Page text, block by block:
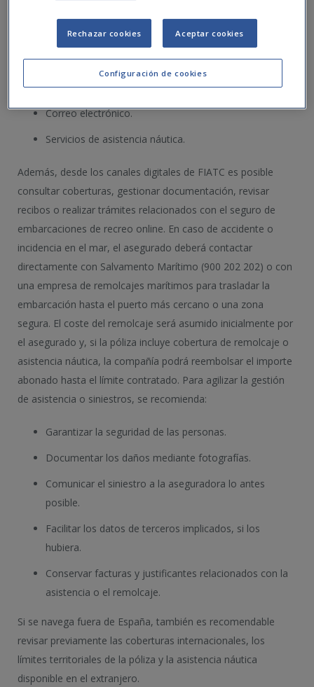
App de FIATC
Oficinas y mediadores especializados.
Formulario de contacto web.
Correo electrónico.
Servicios de asistencia náutica.
Además, desde los canales digitales de FIATC es posible
consultar coberturas, gestionar documentación, revisar
recibos o realizar trámites relacionados con el seguro de
embarcaciones de recreo online. En caso de accidente o
incidencia en el mar, el asegurado deberá contactar
directamente con Salvamento Marítimo (900 202 202) o con
una empresa de remolcajes marítimos para trasladar la
embarcación hasta el puerto más cercano o una zona
segura. El coste del remolcaje será asumido inicialmente por
el asegurado y, si la póliza incluye cobertura de remolcaje o
asistencia náutica, la compañía podrá reembolsar el importe
abonado hasta el límite contratado. Para agilizar la gestión
de asistencia o siniestros, se recomienda:
Garantizar la seguridad de las personas.
Documentar los daños mediante fotografías.
Comunicar el siniestro a la aseguradora lo antes
posible.
Facilitar los datos de terceros implicados, si los
hubiera.
Conservar facturas y justificantes relacionados con la
asistencia o el remolcaje.
Si se navega fuera de España, también es recomendable
revisar previamente las coberturas internacionales, los
límites territoriales de la póliza y la asistencia náutica
disponible en el extranjero.
Configuración de cookies
Rechazar cookies Aceptar cookies